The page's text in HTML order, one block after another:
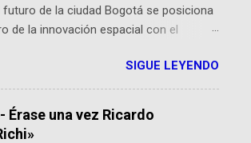
futuro de la ciudad Bogotá se posiciona
de la innovación espacial con el
que convierte tecnologías de la
Europea en soluciones prácticas para
Este evento, organizado por el
del Idartes y la Universidad de los
SIGUE LEYENDO
Érase una vez Ricardo